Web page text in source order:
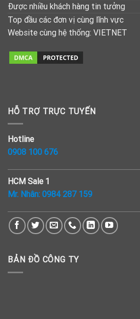
Được nhiều khách hàng tin tưởng
Top đầu các đơn vị cùng lĩnh vực
Website cùng hệ thống: VIETNET
HỖ TRỢ TRỰC TUYẾN
Hotline
0908 100 676
HCM Sale 1
Mr. Nhân: 0984 287 159
BẢN ĐỒ CÔNG TY